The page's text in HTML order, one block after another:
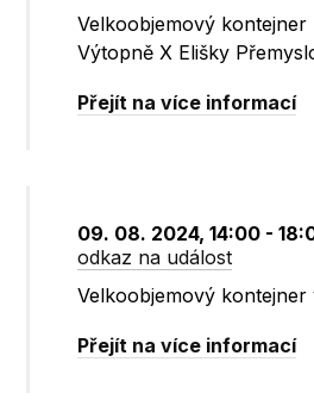
Velkoobjemový
Výtopně X Elišky
Přejít na více informací
09. 08. 2024, 14:00 -
odkaz na událost
Velkoobjemový
Přejít na více informací